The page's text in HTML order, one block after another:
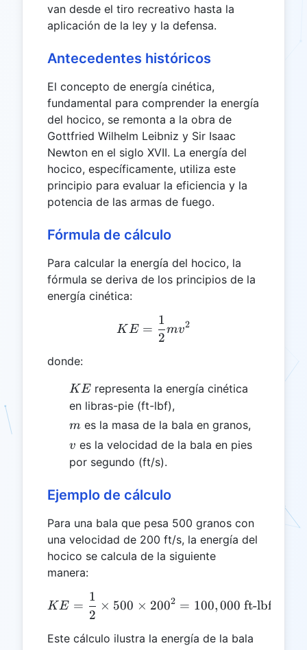
van desde el tiro recreativo hasta la
aplicación de la ley y la defensa.
Antecedentes históricos
El concepto de energía cinética,
fundamental para comprender la energía
del hocico, se remonta a la obra de
Gottfried Wilhelm Leibniz y Sir Isaac
Newton en el siglo XVII. La energía del
hocico, específicamente, utiliza este
principio para evaluar la eficiencia y la
potencia de las armas de fuego.
Fórmula de cálculo
Para calcular la energía del hocico, la
fórmula se deriva de los principios de la
energía cinética:
KE = \frac{1}{2}mv^2
KE =
2
1
mv2
donde:
KE
KE representa la energía cinética
en libras-pie (ft-lbf),
m
m es la masa de la bala en granos,
v
v es la velocidad de la bala en pies
por segundo (ft/s).
Ejemplo de cálculo
Para una bala que pesa 500 granos con
una velocidad de 200 ft/s, la energía del
hocico se calcula de la siguiente
manera:
KE = \frac{1}{2} \times
KE =
2
1
× 500 × 2002 = 100,000 ft-lbf
Este cálculo ilustra la energía de la bala